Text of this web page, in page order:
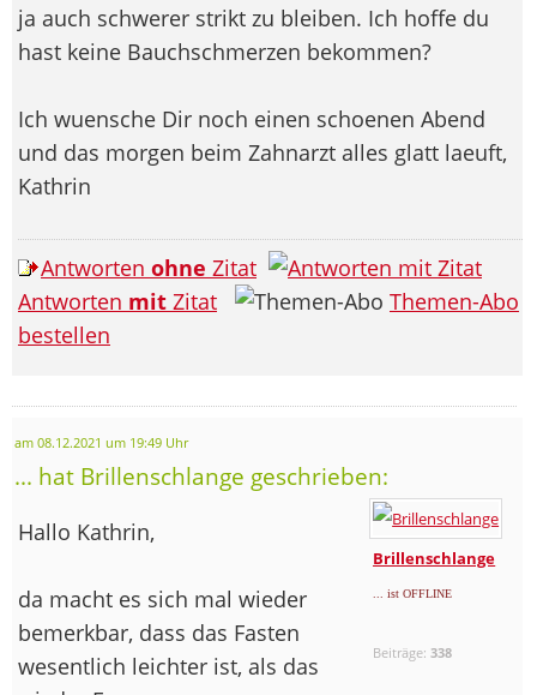
ja auch schwerer strikt zu bleiben. Ich hoffe du
hast keine Bauchschmerzen bekommen?
Ich wuensche Dir noch einen schoenen Abend
und das morgen beim Zahnarzt alles glatt laeuft,
Kathrin
Antworten ohne Zitat
Antworten mit Zitat
Themen-Abo
bestellen
am 08.12.2021 um 19:49 Uhr
... hat Brillenschlange geschrieben:
Brillenschlange
... ist OFFLINE
Beiträge:338
Hallo Kathrin,
da macht es sich mal wieder
bemerkbar, dass das Fasten
wesentlich leichter ist, als das